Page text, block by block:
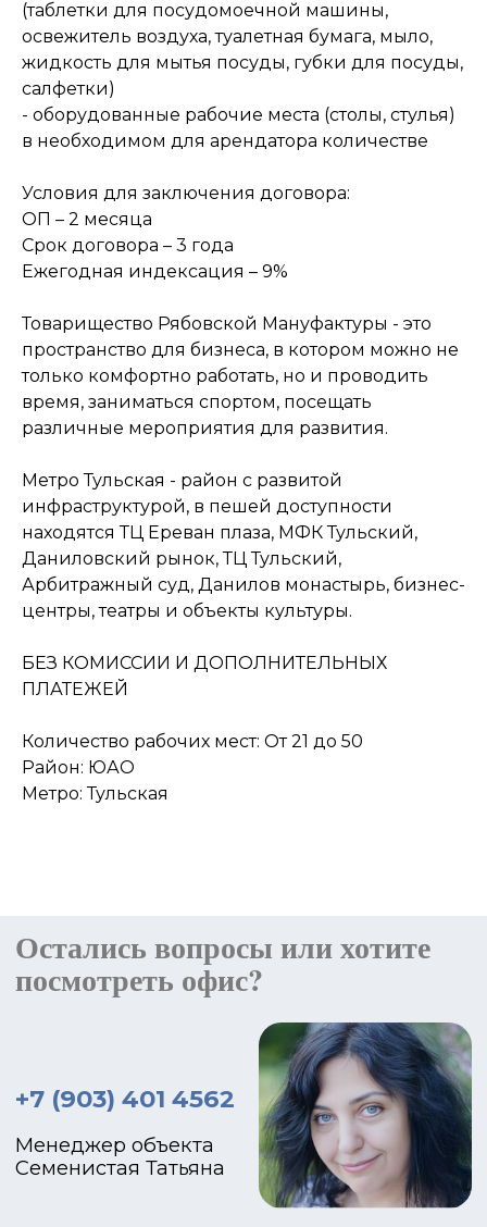
(таблетки для посудомоечной машины,
освежитель воздуха, туалетная бумага, мыло,
жидкость для мытья посуды, губки для посуды,
салфетки)
- оборудованные рабочие места (столы, стулья)
в необходимом для арендатора количестве
Условия для заключения договора:
ОП – 2 месяца
Срок договора – 3 года
Ежегодная индексация – 9%
Товарищество Рябовской Мануфактуры - это
пространство для бизнеса, в котором можно не
только комфортно работать, но и проводить
время, заниматься спортом, посещать
различные мероприятия для развития.
Метро Тульская - район с развитой
инфраструктурой, в пешей доступности
находятся ТЦ Ереван плаза, МФК Тульский,
Даниловский рынок, ТЦ Тульский,
Арбитражный суд, Данилов монастырь, бизнес-
центры, театры и объекты культуры.
БЕЗ КОМИССИИ И ДОПОЛНИТЕЛЬНЫХ
ПЛАТЕЖЕЙ
Количество рабочих мест: От 21 до 50
Район: ЮАО
Метро: Тульская
ОСТАВИТЬ ЗАЯВКУ
ПОЗВОНИТЬ СЕЙЧАС
Остались вопросы или хотите
посмотреть офис?
Менеджер объекта
Семенистая Татьяна